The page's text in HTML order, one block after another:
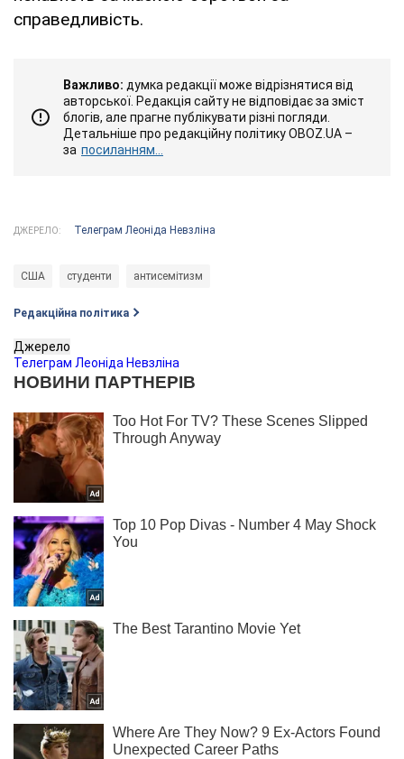
справедливість.
Важливо: думка редакції може відрізнятися від
авторської. Редакція сайту не відповідає за зміст
блогів, але прагне публікувати різні погляди.
Детальніше про редакційну політику OBOZ.UA –
за посиланням...
ДЖЕРЕЛО: Телеграм Леоніда Невзліна
США студенти антисемітизм
Редакційна політика
Джерело
Телеграм Леоніда Невзліна